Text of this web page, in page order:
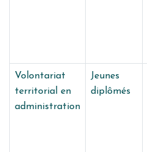
Volontariat
territorial en
administration
Jeunes
diplômés